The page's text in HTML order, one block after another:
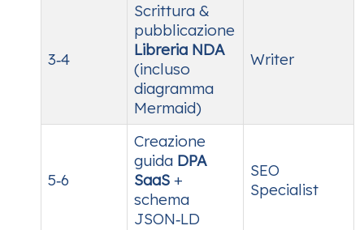
3‑4
Scrittura &
pubblicazione
Libreria NDA
(incluso
diagramma
Mermaid)
Writer
5‑6
Creazione
guida DPA
SaaS +
schema
JSON‑LD
SEO
Specialist